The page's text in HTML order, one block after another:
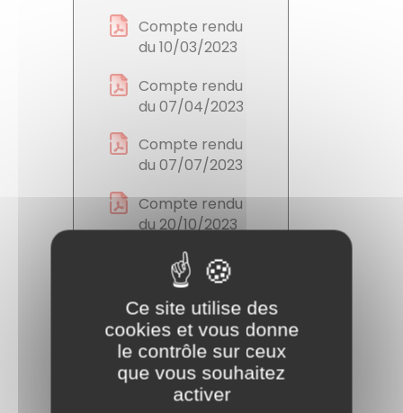
Compte rendu
du 10/03/2023
Compte rendu
du 07/04/2023
Compte rendu
du 07/07/2023
Compte rendu
du 20/10/2023
Compte rendu
du 22/12/2023
Compte rendu
du 16/02/2024
Compte rendu
du 12/04/2024
Ce site utilise des
cookies et vous donne
le contrôle sur ceux
que vous souhaitez
activer